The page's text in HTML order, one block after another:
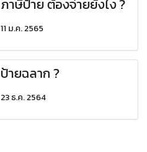
ภาษีป้าย ต้องจ่ายยังไง ?
11 ม.ค. 2565
ป้ายฉลาก ?
23 ธ.ค. 2564